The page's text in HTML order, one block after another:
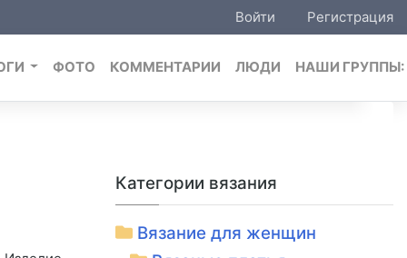
Войти Регистрация
ФОТО КОММЕНТАРИИ ЛЮДИ НАШИ ГРУППЫ:
Категории вязания
Вязание для женщин